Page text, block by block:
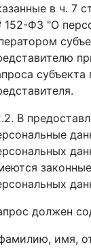
в ч. 7
ФЗ "О
В
должен
имя,